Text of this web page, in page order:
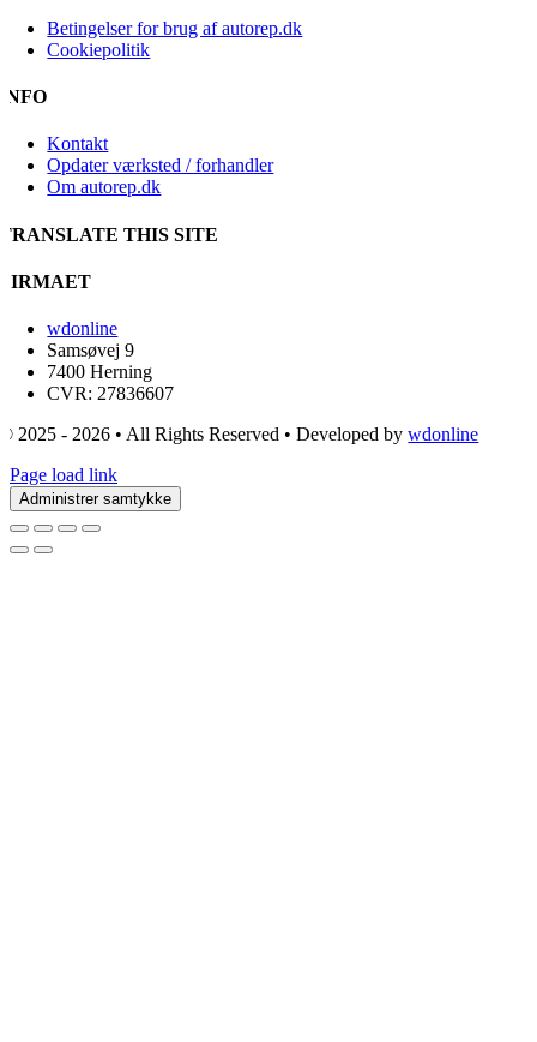
Betingelser for brug af autorep.dk
Cookiepolitik
INFO
Kontakt
Opdater værksted / forhandler
Om autorep.dk
TRANSLATE THIS SITE
FIRMAET
wdonline
Samsøvej 9
7400 Herning
CVR: 27836607
© 2025 - 2026 • All Rights Reserved • Developed bywdonline
Page load link
Administrer samtykke